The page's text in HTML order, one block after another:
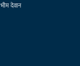
भीम देवान